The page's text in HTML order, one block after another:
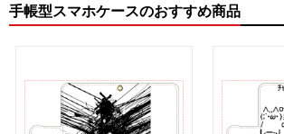
手帳型スマホケースのおすすめ商品